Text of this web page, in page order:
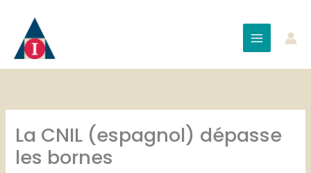
contenu
La CNIL (espagnol) dépasse
les bornes